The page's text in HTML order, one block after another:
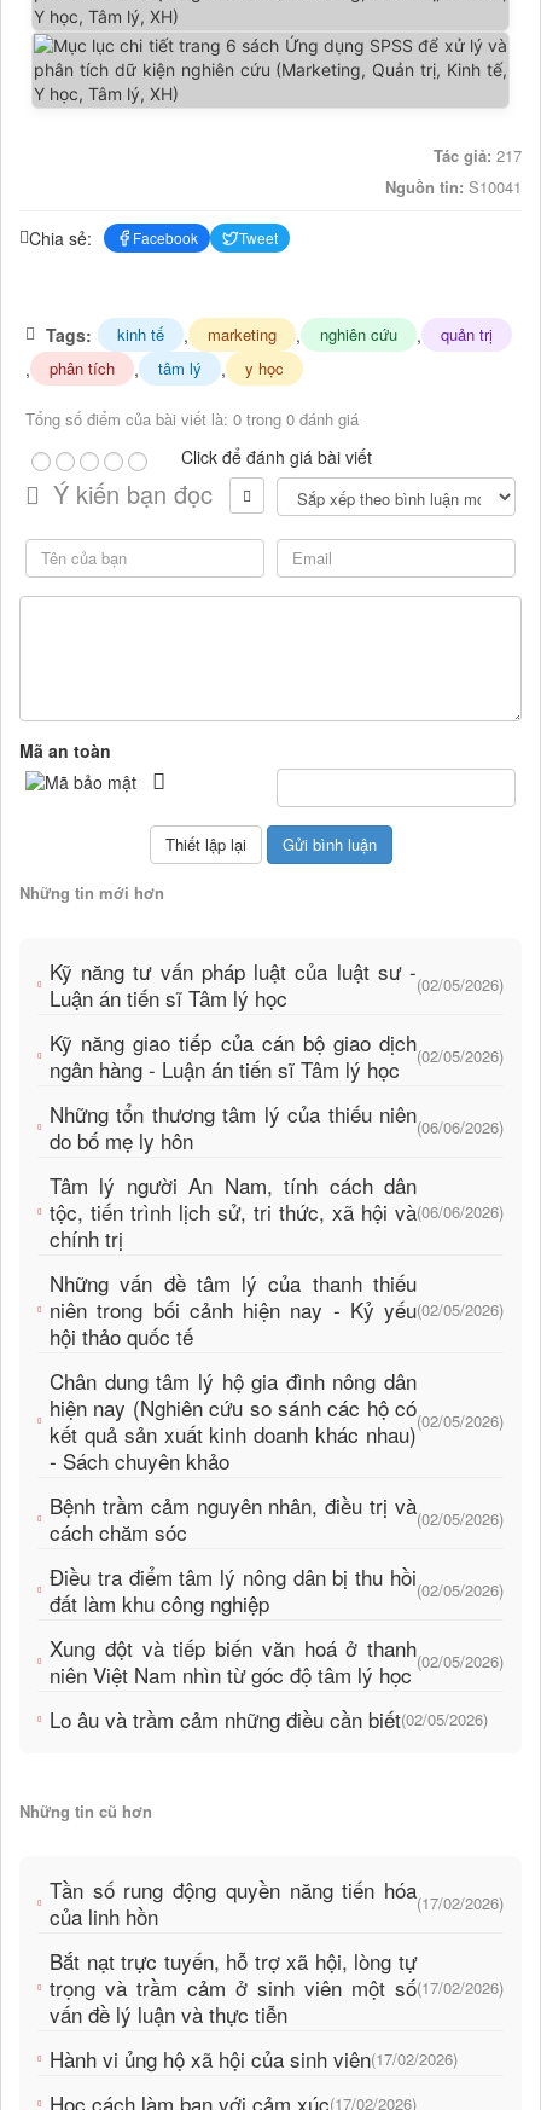
Tác giả: 217
Nguồn tin: S10041
Chia sẻ: Facebook Tweet
Tags: kinh tế , marketing , nghiên cứu , quản trị
, phân tích , tâm lý , y học
Tổng số điểm của bài viết là: 0 trong 0 đánh giá
Click để đánh giá bài viết
Ý kiến bạn đọc
Mã an toàn
Những tin mới hơn
Kỹ năng tư vấn pháp luật của luật sư -
Luận án tiến sĩ Tâm lý học
(02/05/2026)
Kỹ năng giao tiếp của cán bộ giao dịch
ngân hàng - Luận án tiến sĩ Tâm lý học
(02/05/2026)
Những tổn thương tâm lý của thiếu niên
do bố mẹ ly hôn
(06/06/2026)
Tâm lý người An Nam, tính cách dân
tộc, tiến trình lịch sử, tri thức, xã hội và
chính trị
(06/06/2026)
Những vấn đề tâm lý của thanh thiếu
niên trong bối cảnh hiện nay - Kỷ yếu
hội thảo quốc tế
(02/05/2026)
Chân dung tâm lý hộ gia đình nông dân
hiện nay (Nghiên cứu so sánh các hộ có
kết quả sản xuất kinh doanh khác nhau)
- Sách chuyên khảo
(02/05/2026)
Bệnh trầm cảm nguyên nhân, điều trị và
cách chăm sóc
(02/05/2026)
Điều tra điểm tâm lý nông dân bị thu hồi
đất làm khu công nghiệp
(02/05/2026)
Xung đột và tiếp biến văn hoá ở thanh
niên Việt Nam nhìn từ góc độ tâm lý học (02/05/2026)
Lo âu và trầm cảm những điều cần biết(02/05/2026)
Những tin cũ hơn
Tần số rung động quyền năng tiến hóa
của linh hồn
(17/02/2026)
Bắt nạt trực tuyến, hỗ trợ xã hội, lòng tự
trọng và trầm cảm ở sinh viên một số
vấn đề lý luận và thực tiễn
(17/02/2026)
Hành vi ủng hộ xã hội của sinh viên(17/02/2026)
Học cách làm bạn với cảm xúc(17/02/2026)